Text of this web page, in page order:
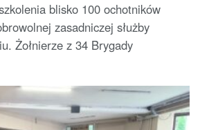
blisko 100 ochotników
zasadniczej służby
Żołnierze z 34 Brygady